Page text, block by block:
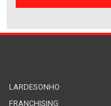
LARDESONHO
FRANCHISING